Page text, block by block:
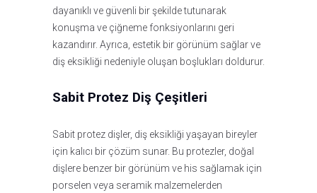
dayanıklı ve güvenli bir şekilde tutunarak
konuşma ve çiğneme fonksiyonlarını geri
kazandırır. Ayrıca, estetik bir görünüm sağlar ve
diş eksikliği nedeniyle oluşan boşlukları doldurur.
Sabit Protez Diş Çeşitleri
Sabit protez dişler, diş eksikliği yaşayan bireyler
için kalıcı bir çözüm sunar. Bu protezler, doğal
dişlere benzer bir görünüm ve his sağlamak için
porselen veya seramik malzemelerden